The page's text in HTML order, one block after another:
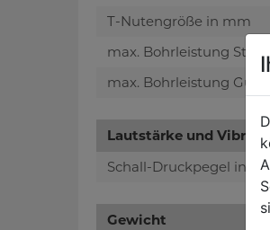
T-Nutengröße in mm
max. Bohrleistung
max. Bohrleistung Guss
Lautstärke und
Schall-Druckpegel in
Gewicht